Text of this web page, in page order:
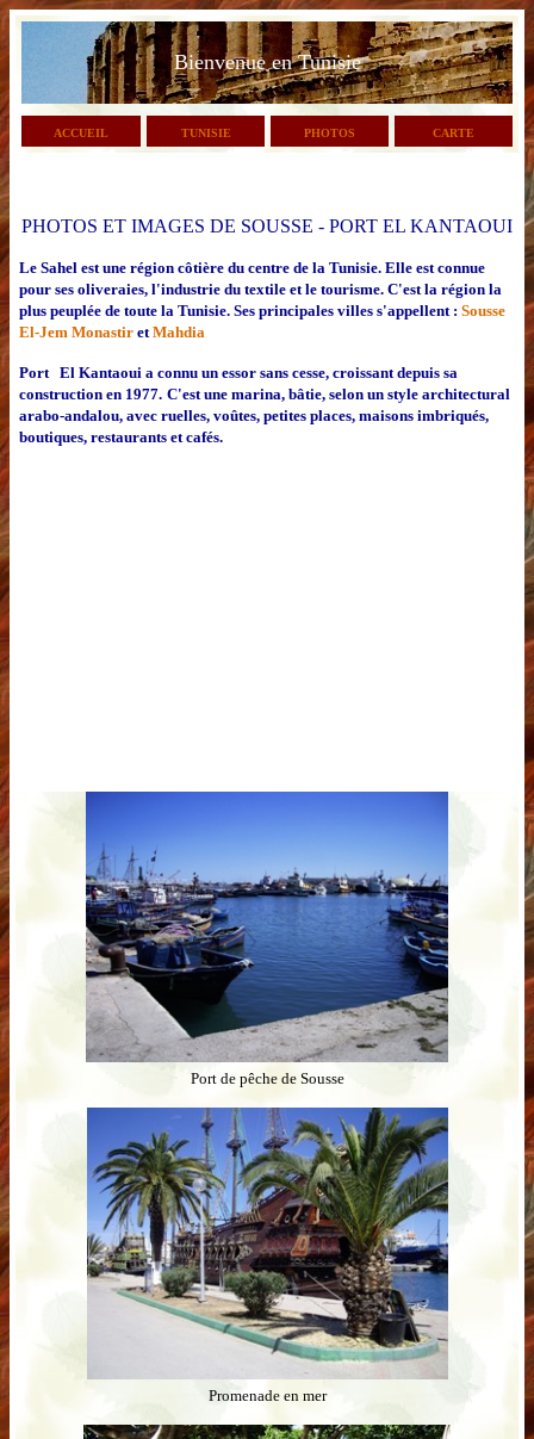
Bienvenue en Tunisie
ACCUEIL TUNISIE PHOTOS CARTE
PHOTOS ET IMAGES DE SOUSSE - PORT EL KANTAOUI
Le Sahel est une région côtière du centre de la Tunisie. Elle est connue
pour ses oliveraies, l'industrie du textile et le tourisme. C'est la région la
plus peuplée de toute la Tunisie. Ses principales villes s'appellent : Sousse
El-Jem Monastir et Mahdia
Port El Kantaoui a connu un essor sans cesse, croissant depuis sa
construction en 1977. C'est une marina, bâtie, selon un style architectural
arabo-andalou, avec ruelles, voûtes, petites places, maisons imbriqués,
boutiques, restaurants et cafés.
Port de pêche de Sousse
Promenade en mer